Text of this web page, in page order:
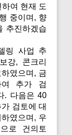
여 현재 도
중이며, 향
추진하겠습
링 사업 추
강, 콘크리
였으며, 금
여 추가 검
. 다음은 40
검토에 대
였으며, 우
로 건의토